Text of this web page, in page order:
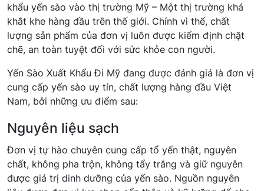
khẩu yến sào vào thị trường Mỹ – Một thị trường khá
khắt khe hàng đầu trên thế giới. Chính vì thế, chất
lượng sản phẩm của đơn vị luôn được kiểm định chặt
chẽ, an toàn tuyệt đối với sức khỏe con người.
Yến Sào Xuất Khẩu Đi Mỹ đang được đánh giá là đơn vị
cung cấp yến sào uy tín, chất lượng hàng đầu Việt
Nam, bởi những ưu điểm sau:
Nguyên liệu sạch
Đơn vị tự hào chuyên cung cấp tổ yến thật, nguyên
chất, không pha trộn, không tẩy trắng và giữ nguyên
được giá trị dinh dưỡng của yến sào. Nguồn nguyên